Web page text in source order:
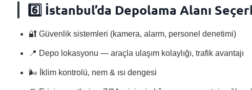
6️⃣ İstanbul’da Depolama Alanı
🔐 Güvenlik sistemleri (kamera, alarm, personel denetimi)
📍 Depo lokasyonu — araçla ulaşım kolaylığı, trafik avantajı
🌬️ İklim kontrolü, nem & ısı dengesi